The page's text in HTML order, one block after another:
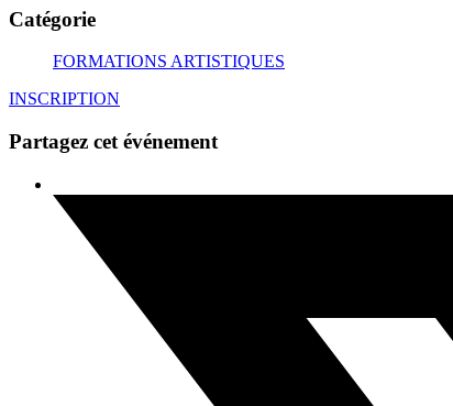
Catégorie
FORMATIONS ARTISTIQUES
INSCRIPTION
Partagez cet événement